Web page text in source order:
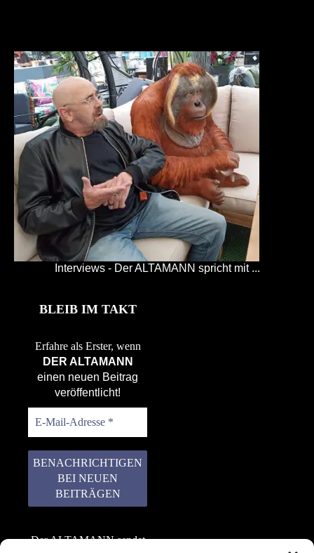
Interviews - Der ALTAMANN spricht mit ...
BLEIB IM TAKT
Erfahre als Erster, wenn
DER ALTAMANN
einen neuen Beitrag
veröffentlicht!
Der ALTAMANN sendet